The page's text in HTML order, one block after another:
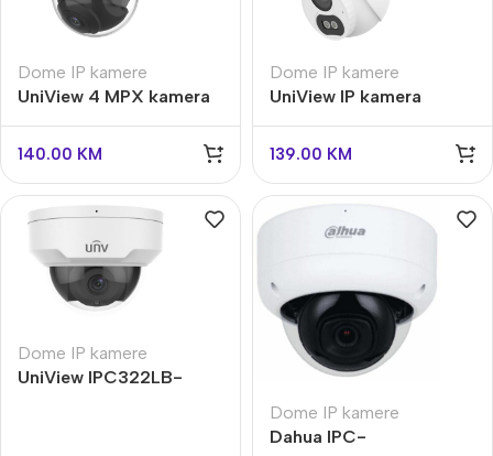
Dome IP kamere
UniView 4 MPX kamera
IPC324LB-AF28K-A2
140.00 KM
Dome IP kamere
UniView IP kamera
IPC3612LB-AF28K-DL2
Full Color
139.00 KM
Dome IP kamere
UniView IPC322LB-
Dome IP kamere
Dahua IPC-